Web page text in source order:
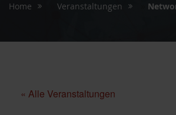
Home Veranstaltungen
« Alle Veranstaltungen